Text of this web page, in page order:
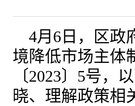
4月6日，区政
境降低市场主体
〔2023〕5号，
晓、理解政策相